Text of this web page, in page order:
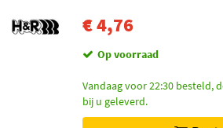
€ 4,76
Op voorraad
Vandaag voor 22:30 besteld,
bij u geleverd.